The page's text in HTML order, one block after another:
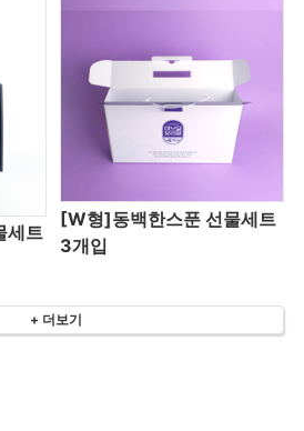
세트
[W형]동백한스푼 선물세트
3개입
+ 더보기